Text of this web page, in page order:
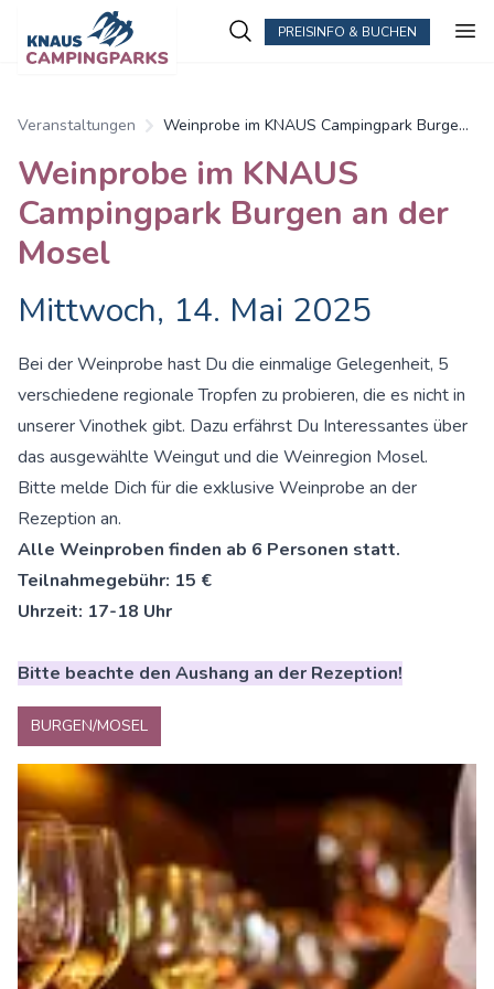
PREISINFO & BUCHEN
Veranstaltungen
Weinprobe im KNAUS Campingpark Burgen
Weinprobe im KNAUS
Campingpark Burgen an der
Mosel
Mittwoch, 14. Mai 2025
Bei der Weinprobe hast Du die einmalige Gelegenheit, 5
verschiedene regionale Tropfen zu probieren, die es nicht in
unserer Vinothek gibt. Dazu erfährst Du Interessantes über
das ausgewählte Weingut und die Weinregion Mosel.
Bitte melde Dich für die exklusive Weinprobe an der
Rezeption an.
Alle Weinproben finden ab 6 Personen statt.
Teilnahmegebühr: 15 €
Uhrzeit: 17-18 Uhr
Bitte beachte den Aushang an der Rezeption!
BURGEN/MOSEL